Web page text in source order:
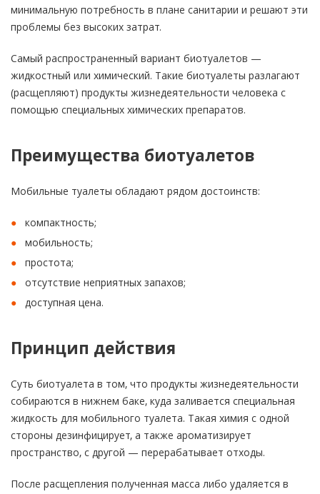
минимальную потребность в плане санитарии и решают эти
проблемы без высоких затрат.
Самый распространенный вариант биотуалетов —
жидкостный или химический. Такие биотуалеты разлагают
(расщепляют) продукты жизнедеятельности человека с
помощью специальных химических препаратов.
Преимущества биотуалетов
Мобильные туалеты обладают рядом достоинств:
компактность;
мобильность;
простота;
отсутствие неприятных запахов;
доступная цена.
Принцип действия
Суть биотуалета в том, что продукты жизнедеятельности
собираются в нижнем баке, куда заливается специальная
жидкость для мобильного туалета. Такая химия с одной
стороны дезинфицирует, а также ароматизирует
пространство, с другой — перерабатывает отходы.
После расщепления полученная масса либо удаляется в